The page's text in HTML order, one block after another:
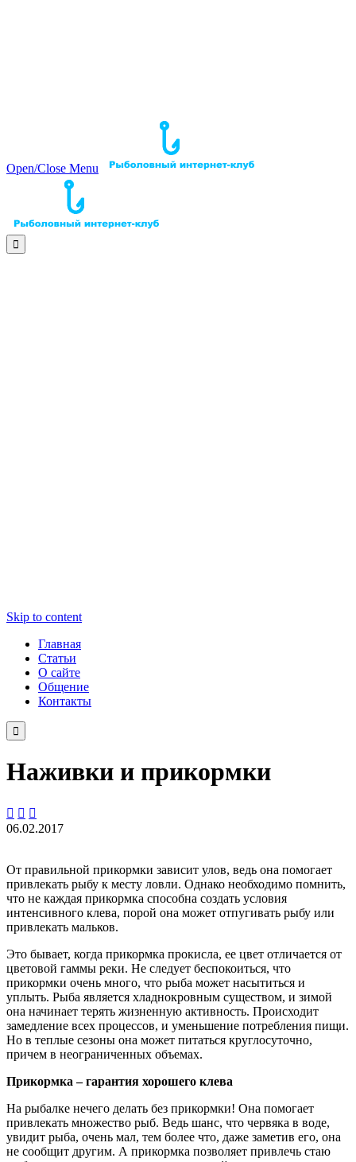
Open/Close Menu

Skip to content
Главная
Статьи
О сайте
Общение
Контакты

Наживки и прикормки
  
06.02.2017
От правильной прикормки зависит улов, ведь она помогает
привлекать рыбу к месту ловли. Однако необходимо помнить,
что не каждая прикормка способна создать условия
интенсивного клева, порой она может отпугивать рыбу или
привлекать мальков.
Это бывает, когда прикормка прокисла, ее цвет отличается от
цветовой гаммы реки. Не следует беспокоиться, что
прикормки очень много, что рыба может насытиться и
уплыть. Рыба является хладнокровным существом, и зимой
она начинает терять жизненную активность. Происходит
замедление всех процессов, и уменьшение потребления пищи.
Но в теплые сезоны она может питаться круглосуточно,
причем в неограниченных объемах.
Прикормка – гарантия хорошего клева
На рыбалке нечего делать без прикормки! Она помогает
привлекать множество рыб. Ведь шанс, что червяка в воде,
увидит рыба, очень мал, тем более что, даже заметив его, она
не сообщит другим. А прикормка позволяет привлечь стаю